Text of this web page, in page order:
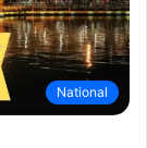
National